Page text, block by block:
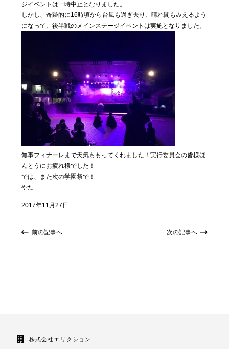
ジイベントは一時中止となりました。
しかし、奇跡的に16時頃から台風も過ぎ去り、晴れ間もみえるよう
になって、後半戦のメインステージイベントは実施となりました。
無事フィナーレまで天気ももってくれました！実行委員会の皆様ほ
んとうにお疲れ様でした！
では、また次の学園祭で！
やた
2017年11月27日
前の記事へ 次の記事へ
株式会社エリクション